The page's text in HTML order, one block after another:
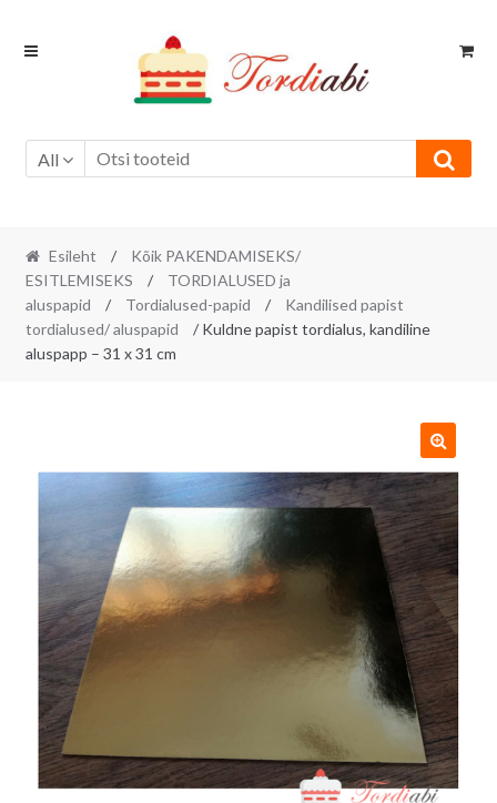
Skip
Skip
All
Esileht /
Kõik PAKENDAMISEKS/
ESITLEMISEKS
/
TORDIALUSED ja
aluspapid
/ Tordialused-papid /
Kandilised papist
tordialused/ aluspapid
/ Kuldne papist tordialus, kandiline
aluspapp – 31 x 31 cm